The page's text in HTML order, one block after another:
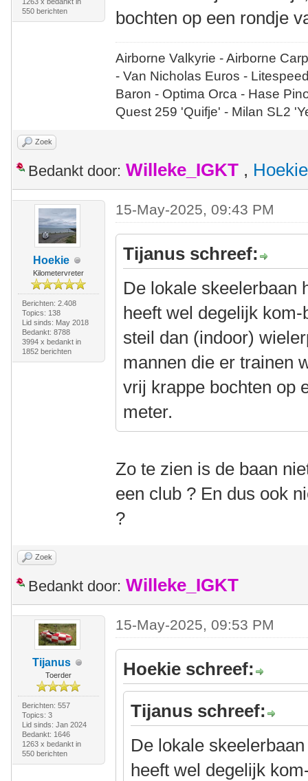
550 berichten
bochten op een rondje
Airborne Valkyrie - Airborne
- Van Nicholas Euros -
Baron - Optima Orca - Hase
Quest 259 'Quifje' - Milan SL2
Zoek
Bedankt door: Willeke_IGKT , Hoekie
Hoekie
Kilometervreter
Berichten: 2.408
Topics: 138
Lid sinds: May 2018
Bedankt: 8788
3994 x bedankt in
1852 berichten
15-May-2025, 09:43 PM
Tijanus schreef:
De lokale skeelerbaan
heeft wel degelijk
steil dan (indoor)
mannen die er trainen
vrij krappe bochten op
meter.
Zo te zien is de baan
een club ? En dus ook
?
Zoek
Bedankt door: Willeke_IGKT
Tijanus
Toerder
Berichten: 557
Topics: 3
Lid sinds: Jan 2024
Bedankt: 1646
1263 x bedankt in
550 berichten
15-May-2025, 09:53 PM
Hoekie schreef:
Tijanus schreef:
De lokale
heeft wel degelijk